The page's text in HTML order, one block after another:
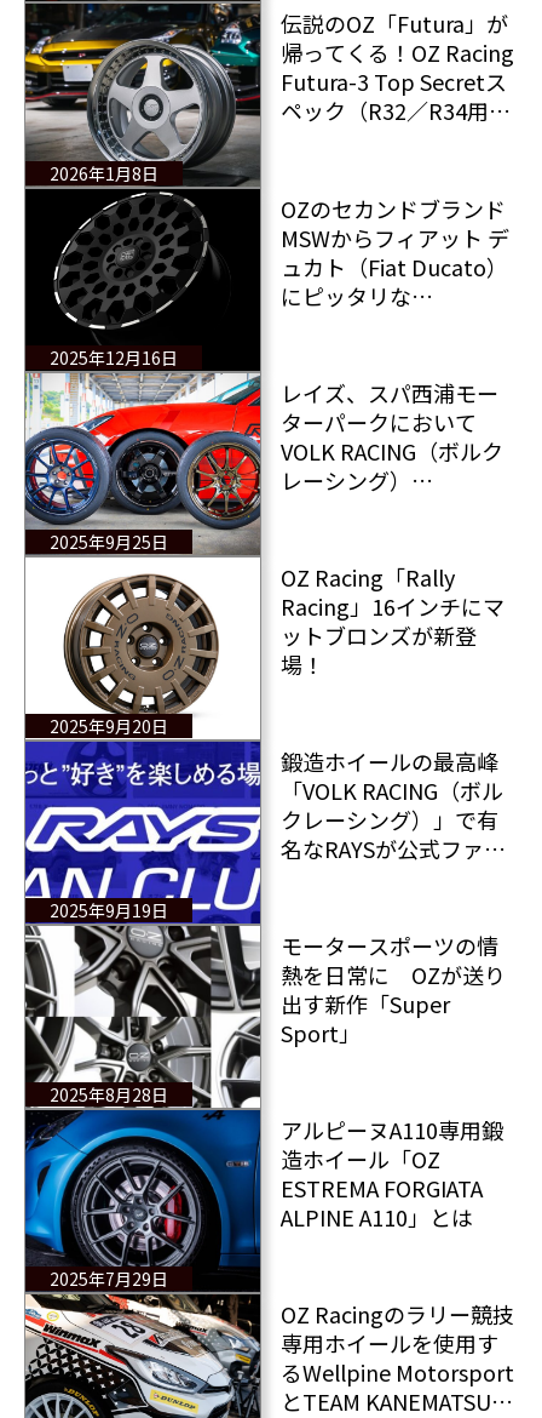
2026年1月8日
伝説のOZ「Futura」が
帰ってくる！OZ Racing
Futura-3 Top Secretス
ペック（R32／R34用）
2025年12月16日
OZのセカンドブランド
MSWからフィアット デ
ュカト（Fiat Ducato）
にピッタリな
2025年9月25日
レイズ、スパ西浦モー
ターパークにおいて
VOLK RACING（ボルク
レーシング）
「ZE40」比較検証テス
トを実施
2025年9月20日
OZ Racing「Rally
Racing」16インチにマ
ットブロンズが新登
場！
2025年9月19日
鍛造ホイールの最高峰
「VOLK RACING（ボル
クレーシング）」で有
名なRAYSが公式ファン
ート
2025年8月28日
モータースポーツの情
熱を日常に OZが送り
出す新作「Super
Sport」
2025年7月29日
アルピーヌA110専用鍛
造ホイール「OZ
ESTREMA FORGIATA
ALPINE A110」とは
OZ Racingのラリー競技
専用ホイールを使用す
るWellpine Motorsport
とTEAM KANEMATSUの